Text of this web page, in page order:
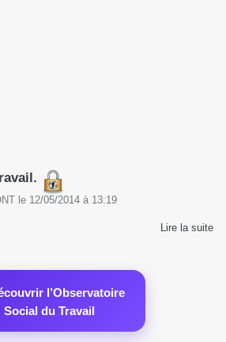
le 12/05/2014 à 13:19
Lire la suite
l’Observatoire
Social du Travail